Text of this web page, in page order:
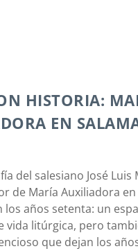
HISTORIA:
EN
del salesiano José
de María Auxiliadora
los años setenta: un
vida litúrgica, pero
que dejan los